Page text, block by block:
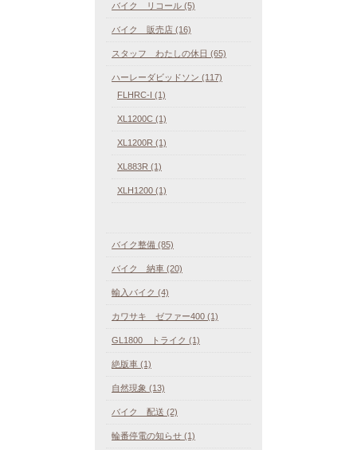
バイク リコール (5)
バイク 販売店 (16)
スタッフ わたしの休日 (65)
ハーレーダビッドソン (117)
FLHRC-I (1)
XL1200C (1)
XL1200R (1)
XL883R (1)
XLH1200 (1)
バイク整備 (85)
バイク 納車 (20)
輸入バイク (4)
カワサキ ゼファー400 (1)
GL1800 トライク (1)
絶版車 (1)
自然現象 (13)
バイク 配送 (2)
輪番停電の知らせ (1)